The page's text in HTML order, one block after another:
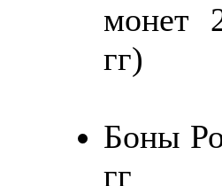
монет
гг)
Боны
гг